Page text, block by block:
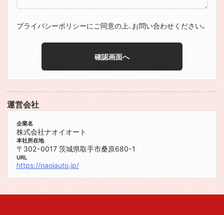
プライバシーポリシーにご同意の上、お問い合わせください。
運営会社
企業名
株式会社ナオイオート
本社所在地
〒302-0017 茨城県取手市桑原680-1
URL
https://naoiauto.jp/